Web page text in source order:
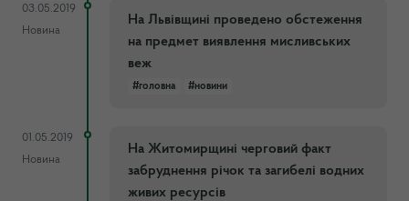
03.05.2019
Новина
На Львівщині проведено обстеження
на предмет виявлення мисливських
веж
#головна #новини
01.05.2019
Новина
На Житомирщині черговий факт
забруднення річок та загибелі водних
живих ресурсів